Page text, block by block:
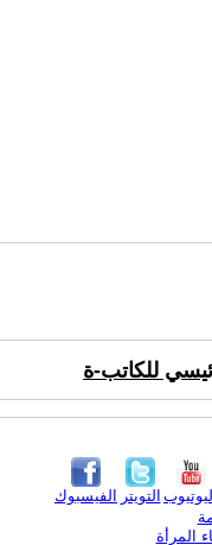
للكاتب-ة
الفيسبوك التويتر
المرأة